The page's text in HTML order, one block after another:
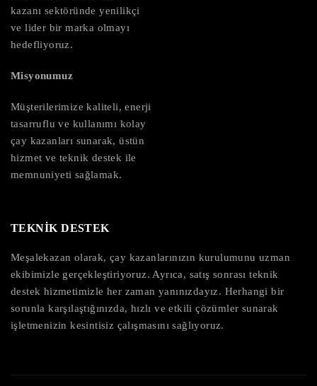
kazanı sektöründe yenilikçi
ve lider bir marka olmayı
hedefliyoruz.
Misyonumuz
Müşterilerimize kaliteli, enerji
tasarruflu ve kullanımı kolay
çay kazanları sunarak, üstün
hizmet ve teknik destek ile
memnuniyeti sağlamak.
TEKNİK DESTEK
Meşalekazan olarak, çay kazanlarınızın kurulumunu uzman
ekibimizle gerçekleştiriyoruz. Ayrıca, satış sonrası teknik
destek hizmetimizle her zaman yanınızdayız. Herhangi bir
sorunla karşılaştığınızda, hızlı ve etkili çözümler sunarak
işletmenizin kesintisiz çalışmasını sağlıyoruz.